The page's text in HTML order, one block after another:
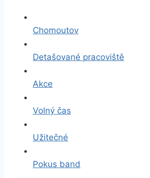
Chomoutov
Detašované pracoviště
Akce
Volný čas
Užitečné
Pokus band